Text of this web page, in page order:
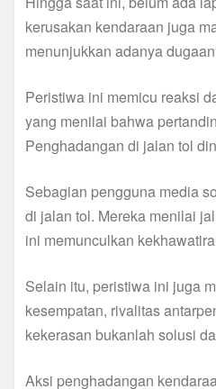
kerusakan kendaraan juga
menunjukkan adanya
Peristiwa ini memicu reaksi
yang menilai bahwa
Penghadangan di jalan tol
Sebagian pengguna media
di jalan tol. Mereka menilai
ini memunculkan
Selain itu, peristiwa ini juga
kesempatan, rivalitas
kekerasan bukanlah solusi
Aksi penghadangan